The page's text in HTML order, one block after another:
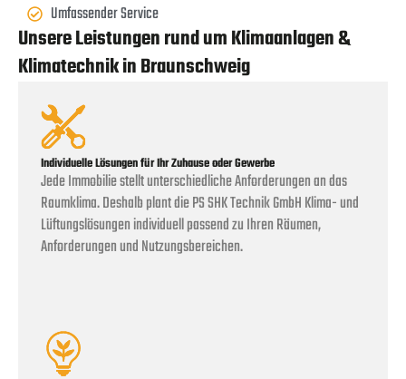
Umfassender Service
Unsere Leistungen rund um Klimaanlagen &
Klimatechnik in Braunschweig
Individuelle Lösungen für Ihr Zuhause oder Gewerbe
Jede Immobilie stellt unterschiedliche Anforderungen an das
Raumklima. Deshalb plant die PS SHK Technik GmbH Klima- und
Lüftungslösungen individuell passend zu Ihren Räumen,
Anforderungen und Nutzungsbereichen.